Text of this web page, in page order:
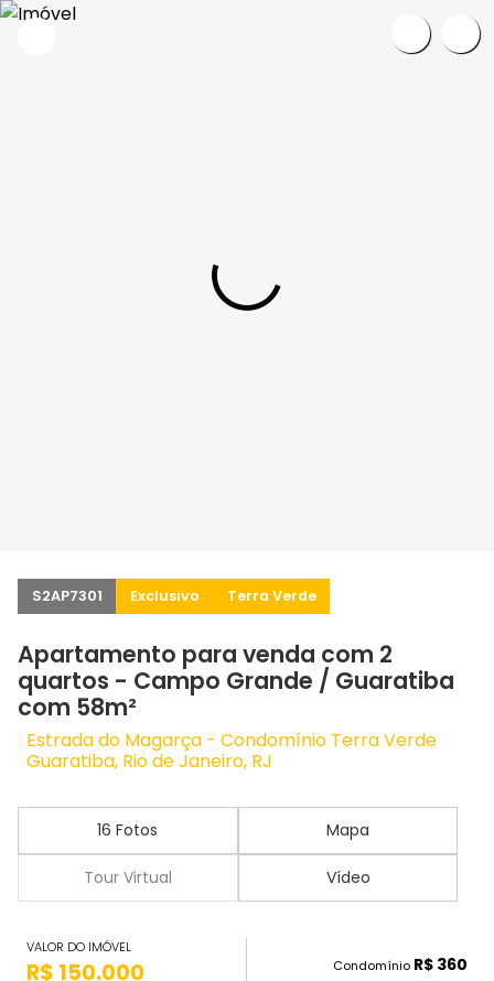
S2AP7301 Exclusivo Terra Verde
Apartamento para venda com 2
quartos - Campo Grande / Guaratiba
com 58m²
Estrada do Magarça - Condomínio Terra Verde
Guaratiba, Rio de Janeiro, RJ
16 Fotos Mapa
Tour Virtual Vídeo
VALOR DO IMÓVEL
R$ 150.000 Condomínio R$ 360